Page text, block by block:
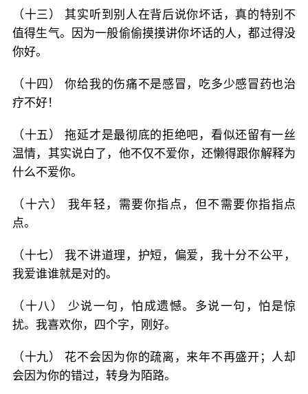
（十三） 其实听到别人在背后说你坏话，真的特别不
值得生气。因为一般偷偷摸摸讲你坏话的人，都过得没
你好。
（十四） 你给我的伤痛不是感冒，吃多少感冒药也治
疗不好！
（十五） 拖延才是最彻底的拒绝吧，看似还留有一丝
温情，其实说白了，他不仅不爱你，还懒得跟你解释为
什么不爱你。
（十六） 我年轻，需要你指点，但不需要你指指点
点。
（十七） 我不讲道理，护短，偏爱，我十分不公平，
我爱谁谁就是对的。
（十八） 少说一句，怕成遗憾。多说一句，怕是惊
扰。我喜欢你，四个字，刚好。
（十九） 花不会因为你的疏离，来年不再盛开；人却
会因为你的错过，转身为陌路。